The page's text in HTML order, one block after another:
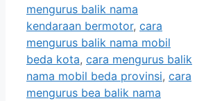
mengurus balik nama
kendaraan bermotor, cara
mengurus balik nama mobil
beda kota, cara mengurus balik
nama mobil beda provinsi, cara
mengurus bea balik nama